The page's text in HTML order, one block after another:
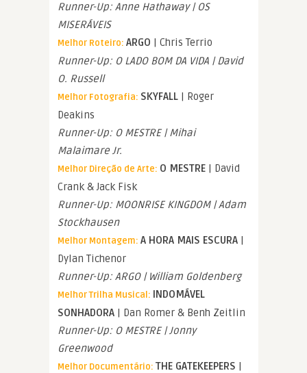
Runner-Up: Anne Hathaway | OS
MISERÁVEIS
Melhor Roteiro: ARGO | Chris Terrio
Runner-Up: O LADO BOM DA VIDA | David
O. Russell
Melhor Fotografia: SKYFALL | Roger
Deakins
Runner-Up: O MESTRE | Mihai
Malaimare Jr.
Melhor Direção de Arte: O MESTRE | David
Crank & Jack Fisk
Runner-Up: MOONRISE KINGDOM | Adam
Stockhausen
Melhor Montagem: A HORA MAIS ESCURA |
Dylan Tichenor
Runner-Up: ARGO | William Goldenberg
Melhor Trilha Musical: INDOMÁVEL
SONHADORA | Dan Romer & Benh Zeitlin
Runner-Up: O MESTRE | Jonny
Greenwood
Melhor Documentário: THE GATEKEEPERS |